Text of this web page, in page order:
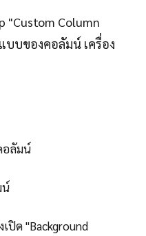
"Custom Column
บบของคอลัมน์ เครื่อง
อลัมน์
น์
ปิด "Background